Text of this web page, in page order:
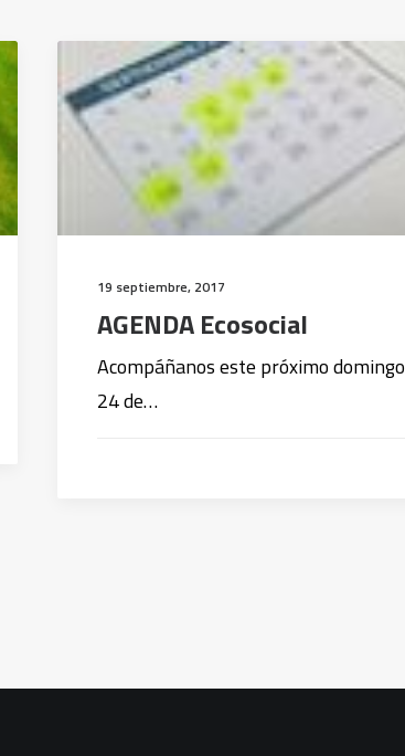
19 septiembre, 2017
AGENDA Ecosocial
Acompáñanos este próximo domingo
24 de…